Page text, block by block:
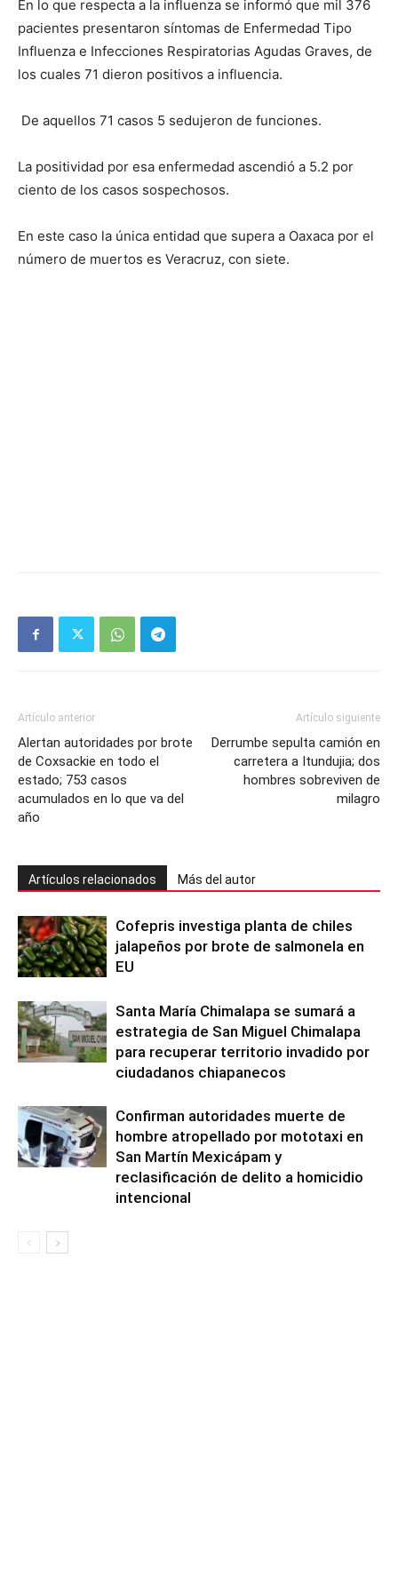
En lo que respecta a la influenza se informó que mil 376
pacientes presentaron síntomas de Enfermedad Tipo
Influenza e Infecciones Respiratorias Agudas Graves, de
los cuales 71 dieron positivos a influencia.
De aquellos 71 casos 5 sedujeron de funciones.
La positividad por esa enfermedad ascendió a 5.2 por
ciento de los casos sospechosos.
En este caso la única entidad que supera a Oaxaca por el
número de muertos es Veracruz, con siete.
Artículo anterior
Alertan autoridades por brote
de Coxsackie en todo el
estado; 753 casos
acumulados en lo que va del
año
Artículo siguiente
Derrumbe sepulta camión en
carretera a Itundujia; dos
hombres sobreviven de
milagro
Artículos relacionados Más del autor
Cofepris investiga planta de chiles
jalapeños por brote de salmonela en
EU
Santa María Chimalapa se sumará a
estrategia de San Miguel Chimalapa
para recuperar territorio invadido por
ciudadanos chiapanecos
Confirman autoridades muerte de
hombre atropellado por mototaxi en
San Martín Mexicápam y
reclasificación de delito a homicidio
intencional